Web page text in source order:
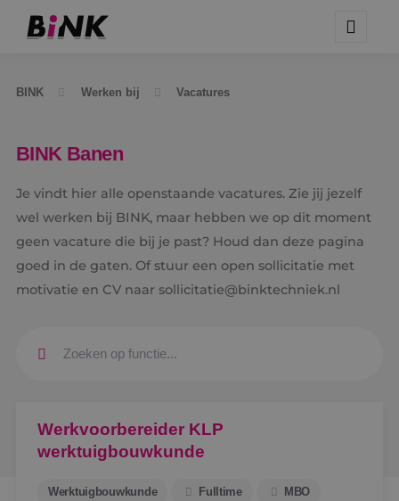
BINK Werken bij Vacatures
BINK Banen
Je vindt hier alle openstaande vacatures. Zie jij jezelf
wel werken bij BINK, maar hebben we op dit moment
geen vacature die bij je past? Houd dan deze pagina
goed in de gaten. Of stuur een open sollicitatie met
motivatie en CV naar sollicitatie@binktechniek.nl
Werkvoorbereider KLP
werktuigbouwkunde
Werktuigbouwkunde Fulltime MBO